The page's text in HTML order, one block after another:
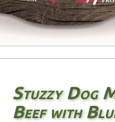
Stuzzy Dog
Beef with